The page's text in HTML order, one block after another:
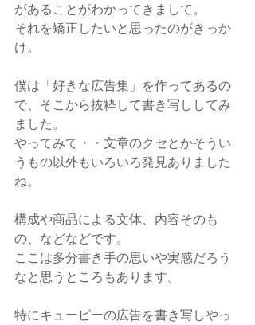
があることがわかってきまして。
それを矯正したいと思ったのがきっか
け。
僕は「好きな広告集」を作ってあるの
で、そこから抜粋して書き写ししてみ
ました。
やってみて・・文章のクセとかそうい
うもの以外もいろいろ発見ありました
ね。
構成や商品による文体、内容そのも
の、などなどです。
ここは多分書き手の思いや実感だろう
なと思うところもあります。
特にキューピーの広告を書き写しやっ